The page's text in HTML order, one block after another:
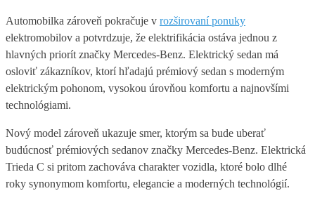
Automobilka zároveň pokračuje v rozširovaní ponuky
elektromobilov a potvrdzuje, že elektrifikácia ostáva jednou z
hlavných priorít značky Mercedes-Benz. Elektrický sedan má
osloviť zákazníkov, ktorí hľadajú prémiový sedan s moderným
elektrickým pohonom, vysokou úrovňou komfortu a najnovšími
technológiami.
Nový model zároveň ukazuje smer, ktorým sa bude uberať
budúcnosť prémiových sedanov značky Mercedes-Benz. Elektrická
Trieda C si pritom zachováva charakter vozidla, ktoré bolo dlhé
roky synonymom komfortu, elegancie a moderných technológií.